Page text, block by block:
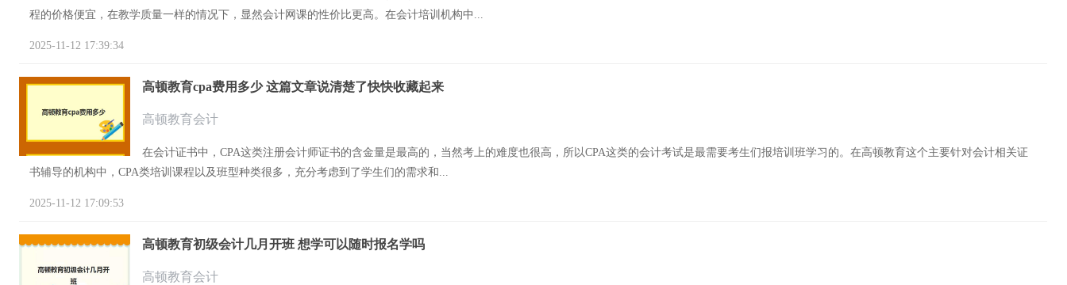
程的价格便宜，在教学质量一样的情况下，显然会计网课的性价比更高。在会计培训机构中...
2025-11-12 17:39:34
高顿教育cpa费用多少 这篇文章说清楚了快快收藏起来
高顿教育会计
在会计证书中，CPA这类注册会计师证书的含金量是最高的，当然考上的难度也很高，所以CPA这类的会计考试是最需要考生们报培训班学习的。在高顿教育这个主要针对会计相关证
书辅导的机构中，CPA类培训课程以及班型种类很多，充分考虑到了学生们的需求和...
2025-11-12 17:09:53
高顿教育初级会计几月开班 想学可以随时报名学吗
高顿教育会计